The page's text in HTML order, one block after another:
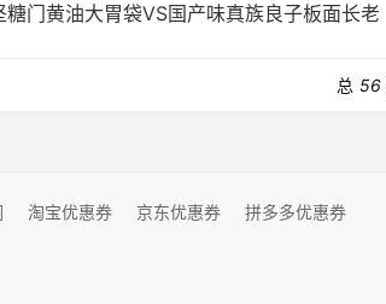
糖门黄油大胃袋VS国产味真族良子板面长老
总 56
淘宝优惠券 京东优惠券 拼多多优惠券